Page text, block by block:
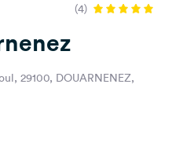
(4)
29100, DOUARNENEZ,